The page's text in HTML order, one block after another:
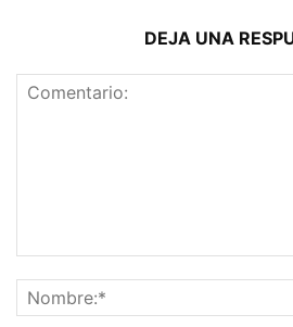
DEJA UNA